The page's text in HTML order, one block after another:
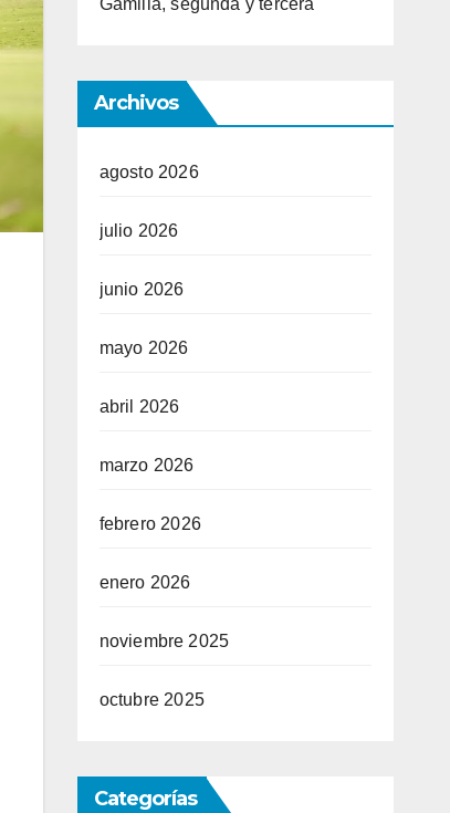
Gamilla, segunda y tercera
Archivos
agosto 2026
julio 2026
junio 2026
mayo 2026
abril 2026
marzo 2026
febrero 2026
enero 2026
noviembre 2025
octubre 2025
Categorías